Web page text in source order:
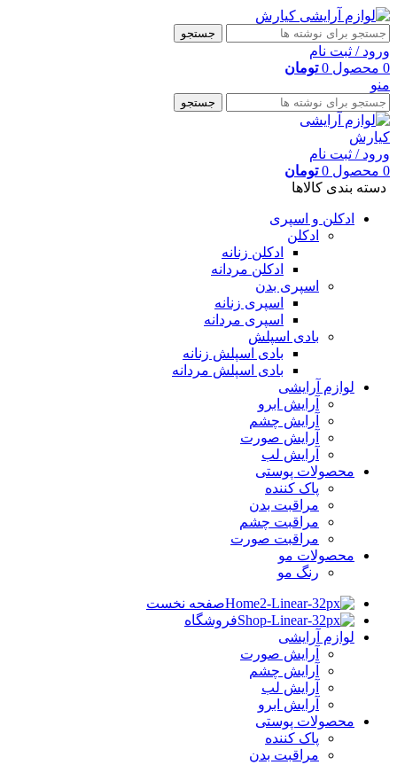
جستجو
ورود / ثبت نام
0 محصول 0 تومان
منو
جستجو
ورود / ثبت نام
0 محصول 0 تومان
دسته بندی کالاها
ادکلن و اسپری
ادکلن
ادکلن زنانه
ادکلن مردانه
اسپری بدن
اسپری زنانه
اسپری مردانه
بادی اسپلش
بادی اسپلش زنانه
بادی اسپلش مردانه
لوازم آرایشی
آرایش ابرو
آرایش چشم
آرایش صورت
آرایش لب
محصولات پوستی
پاک کننده
مراقبت بدن
مراقبت چشم
مراقبت صورت
محصولات مو
رنگ مو
صفحه نخست
فروشگاه
لوازم آرایشی
آرایش صورت
آرایش چشم
آرایش لب
آرایش ابرو
محصولات پوستی
پاک کننده
مراقبت بدن